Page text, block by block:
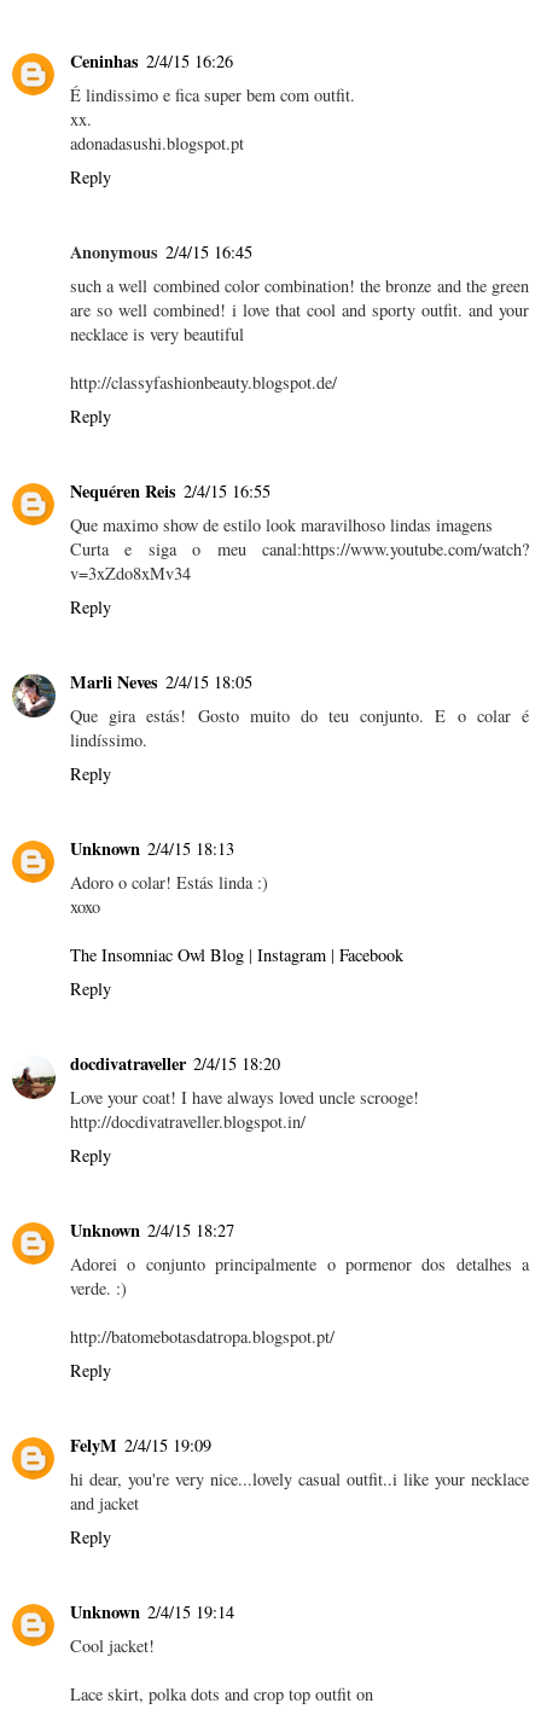
Ceninhas 2/4/15 16:26
É lindissimo e fica super bem com outfit.
xx.
adonadasushi.blogspot.pt
Reply
Anonymous 2/4/15 16:45
such a well combined color combination! the bronze and the green
are so well combined! i love that cool and sporty outfit. and your
necklace is very beautiful
http://classyfashionbeauty.blogspot.de/
Reply
Nequéren Reis 2/4/15 16:55
Que maximo show de estilo look maravilhoso lindas imagens
Curta e siga o meu canal:https://www.youtube.com/watch?
v=3xZdo8xMv34
Reply
Marli Neves 2/4/15 18:05
Que gira estás! Gosto muito do teu conjunto. E o colar é
lindíssimo.
Reply
Unknown 2/4/15 18:13
Adoro o colar! Estás linda :)
xoxo
The Insomniac Owl Blog | Instagram | Facebook
Reply
docdivatraveller 2/4/15 18:20
Love your coat! I have always loved uncle scrooge!
http://docdivatraveller.blogspot.in/
Reply
Unknown 2/4/15 18:27
Adorei o conjunto principalmente o pormenor dos detalhes a
verde. :)
http://batomebotasdatropa.blogspot.pt/
Reply
FelyM 2/4/15 19:09
hi dear, you're very nice...lovely casual outfit..i like your necklace
and jacket
Reply
Unknown 2/4/15 19:14
Cool jacket!
Lace skirt, polka dots and crop top outfit on